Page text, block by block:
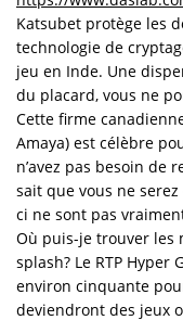
Katsubet protège les
technologie de
jeu en Inde. Une
du placard, vous ne
Cette firme
Amaya) est célèbre
n’avez pas besoin de
sait que vous ne
ci ne sont pas
Où puis-je trouver les
splash? Le RTP
environ cinquante
deviendront des jeux